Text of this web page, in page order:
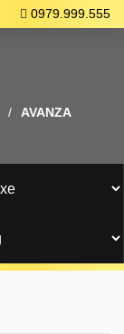
0979.999.555
AVANZA